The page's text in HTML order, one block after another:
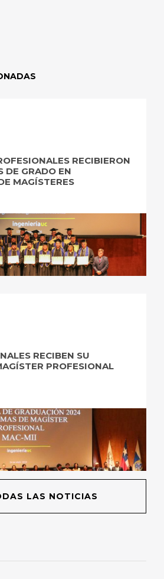
RECIBIERON
DE GRADO EN
MAGÍSTERES
RECIBEN SU
PROFESIONAL
LAS NOTICIAS